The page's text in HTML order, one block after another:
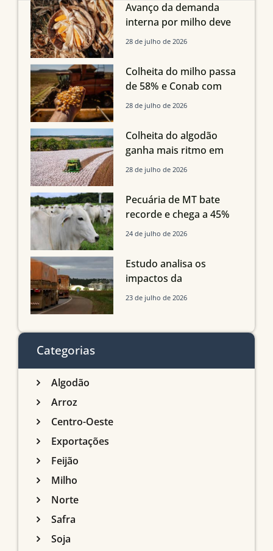
Avanço da demanda
interna por milho deve
compensar aumento da
em Mato Grosso, aponta
Imea
28 de julho de 2026
Colheita do milho passa
de 58% e Conab com
boas produtividades em
quedas em Tocantins,
Maranhão e Piauí
28 de julho de 2026
Colheita do algodão
ganha mais ritmo em
Mato Grosso, Mato
Maranhão
28 de julho de 2026
Pecuária de MT bate
recorde e chega a 45%
dos bovinos abatidos
24 de julho de 2026
Estudo analisa os
impactos da
infraestrutura logística
do Sul
23 de julho de 2026
Categorias
Algodão
Arroz
Centro-Oeste
Exportações
Feijão
Milho
Norte
Safra
Soja